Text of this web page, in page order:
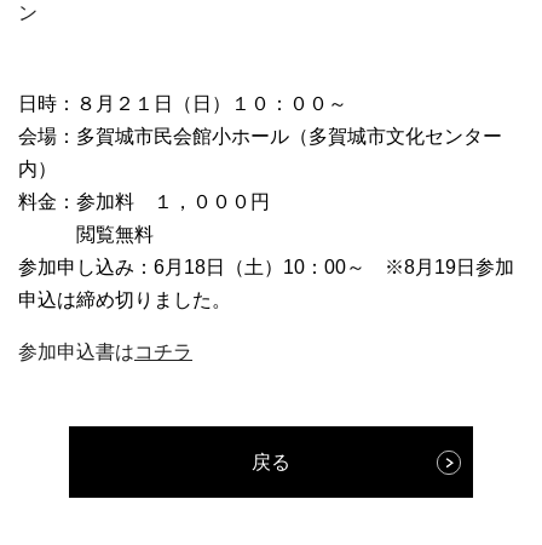
ン
日時：８月２１日（日）１０：００～
会場：多賀城市民会館小ホール（多賀城市文化センター
内）
料金：参加料 １，０００円
閲覧無料
参加申し込み：6月18日（土）10：00～ ※8月19日参加
申込は締め切りました。
参加申込書はコチラ
戻る